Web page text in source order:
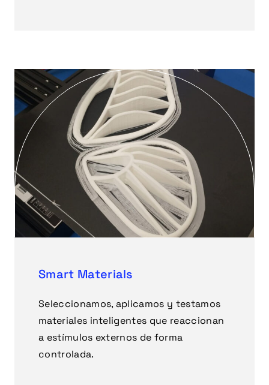
Smart Materials
Seleccionamos, aplicamos y testamos
materiales inteligentes que reaccionan
a estímulos externos de forma
controlada.